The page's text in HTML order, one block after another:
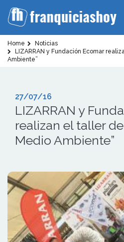
Home
Noticias
LIZARRAN y Fundación Ecomar
Ambiente”
27/07/16
LIZARRAN y
realizan el taller
Medio Ambiente”